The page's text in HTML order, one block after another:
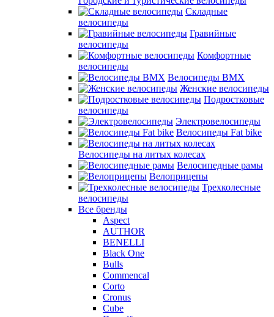
Складные
велосипеды
Гравийные
велосипеды
Комфортные
велосипеды
Велосипеды BMX
Женские велосипеды
Подростковые
велосипеды
Электровелосипеды
Велосипеды Fat bike
Велосипеды на литых колесах
Велосипедные рамы
Велоприцепы
Трехколесные
велосипеды
Все бренды
Aspect
AUTHOR
BENELLI
Black One
Bulls
Commencal
Corto
Cronus
Cube